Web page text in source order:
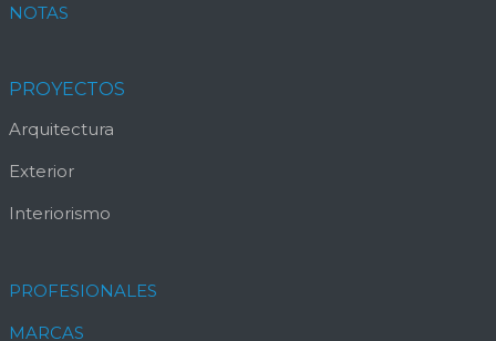
NOTAS
PROYECTOS
Arquitectura
Exterior
Interiorismo
PROFESIONALES
MARCAS